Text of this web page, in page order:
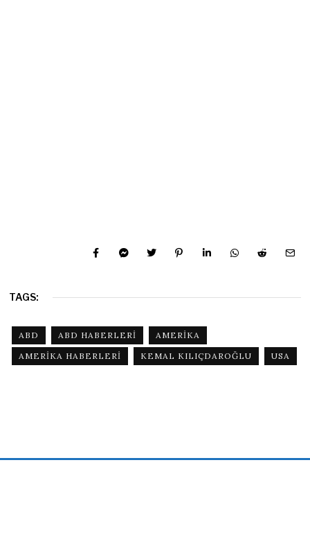
TAGS:
ABD ABD HABERLERI
AMERIKA
AMERIKA HABERLERI
KEMAL KILIÇDAROĞLU USA